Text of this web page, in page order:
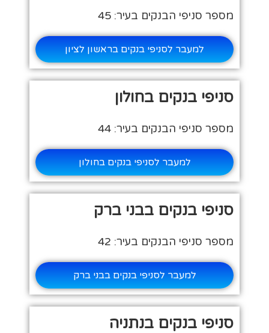
מספר סניפי הבנקים בעיר: 45
למעבר לסניפי בנקים בראשון לציון
סניפי בנקים בחולון
מספר סניפי הבנקים בעיר: 44
למעבר לסניפי בנקים בחולון
סניפי בנקים בבני ברק
מספר סניפי הבנקים בעיר: 42
למעבר לסניפי בנקים בבני ברק
סניפי בנקים בנתניה